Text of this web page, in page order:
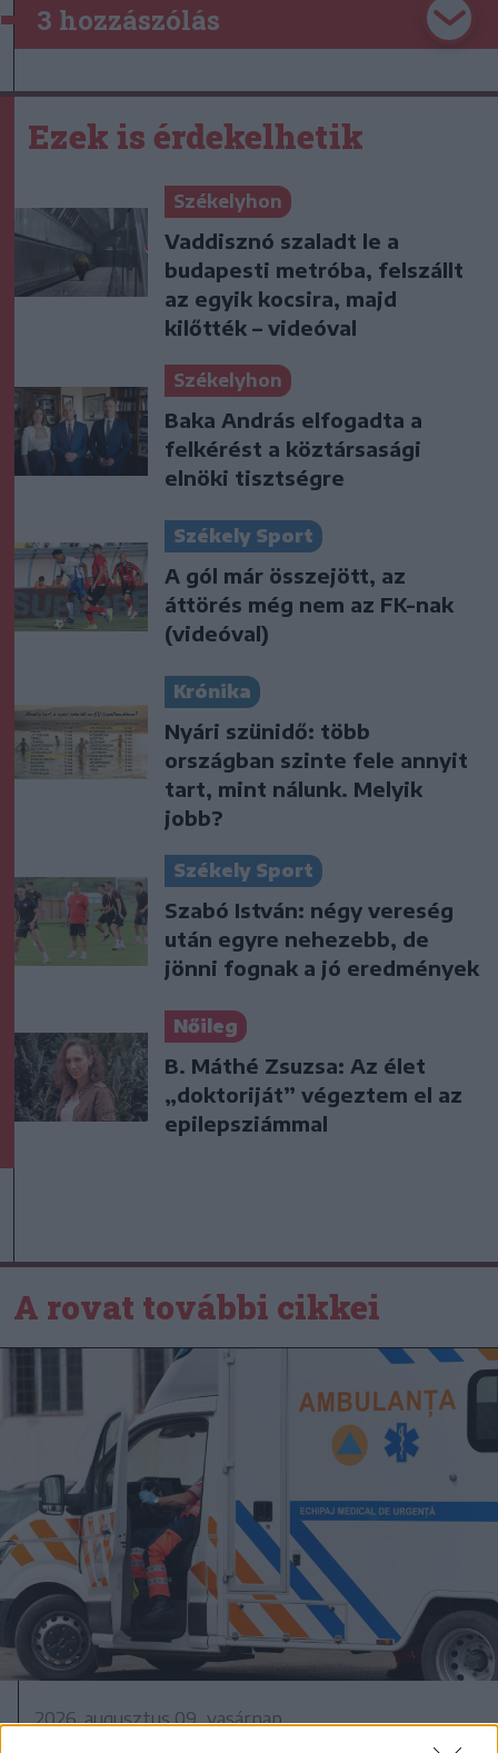
3 hozzászólás
Ezek is érdekelhetik
Székelyhon
Vaddisznó szaladt le a
budapesti metróba, felszállt
az egyik kocsira, majd
kilőtték – videóval
Székelyhon
Baka András elfogadta a
felkérést a köztársasági
elnöki tisztségre
Székely Sport
A gól már összejött, az
áttörés még nem az FK-nak
(videóval)
Krónika
Nyári szünidő: több
országban szinte fele annyit
tart, mint nálunk. Melyik
jobb?
Székely Sport
Szabó István: négy vereség
után egyre nehezebb, de
jönni fognak a jó eredmények
Nőileg
B. Máthé Zsuzsa: Az élet
„doktoriját” végeztem el az
epilepsziámmal
A rovat további cikkei
2026. augusztus 09., vasárnap